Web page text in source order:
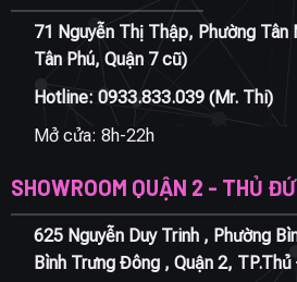
71 Nguyễn Thị Thập, Phường Tân
Tân Phú, Quận 7 cũ)
Hotline: 0933.833.039(Mr. Thi)
Mở cửa: 8h-22h
SHOWROOM QUẬN 2 - THỦ
625 Nguyễn Duy Trinh , Phường
Bình Trưng Đông , Quận 2,